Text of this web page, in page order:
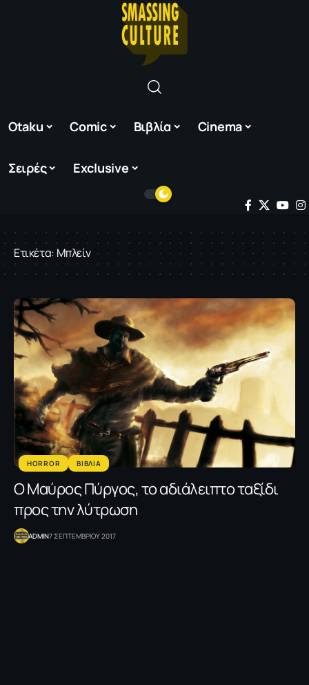
Otaku Comic Βιβλία Cinema
Σειρές Exclusive
Ετικέτα:Μπλείν
HORROR ΒΙΒΛΙΑ
Ο Μαύρος Πύργος, το αδιάλειπτο ταξίδι
προς την λύτρωση
ADMIN7 ΣΕΠΤΕΜΒΡΙΟΥ 2017